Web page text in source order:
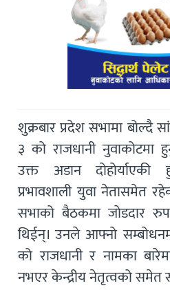
शुक्रबार प्रदेश सभामा बोल्दै
३ को राजधानी नुवाकोटमा
उक्त अडान दोहोर्याएकी
प्रभावशाली युवा नेतासमेत
सभाको बैठकमा जाेडदार
थिईन्। उनले आफ्नो
को राजधानी र नामका
नभएर केन्द्रीय नेतृत्वको समेत